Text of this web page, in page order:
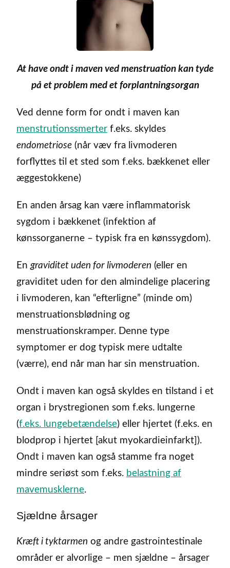
At have ondt i maven ved menstruation kan tyde
på et problem med et forplantningsorgan
Ved denne form for ondt i maven kan
menstrutionssmerter f.eks. skyldes
endometriose (når væv fra livmoderen
forflyttes til et sted som f.eks. bækkenet eller
æggestokkene)
En anden årsag kan være inflammatorisk
sygdom i bækkenet (infektion af
kønssorganerne – typisk fra en kønssygdom).
En graviditet uden for livmoderen (eller en
graviditet uden for den almindelige placering
i livmoderen, kan “efterligne” (minde om)
menstruationsblødning og
menstruationskramper. Denne type
symptomer er dog typisk mere udtalte
(værre), end når man har sin menstruation.
Ondt i maven kan også skyldes en tilstand i et
organ i brystregionen som f.eks. lungerne
(f.eks. lungebetændelse) eller hjertet (f.eks. en
blodprop i hjertet [akut myokardieinfarkt]).
Ondt i maven kan også stamme fra noget
mindre seriøst som f.eks. belastning af
mavemusklerne.
Sjældne årsager
Kræft i tyktarmen og andre gastrointestinale
områder er alvorlige – men sjældne – årsager